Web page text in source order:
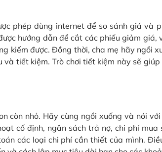
phép dùng internet để so sánh giá và
hướng dẫn để cắt các phiếu giảm giá,
kiếm được. Đồng thời, cha mẹ hãy ngồi
tiết kiệm. Trò chơi tiết kiệm này sẽ
còn nhỏ. Hãy cùng ngồi xuống và nói
cố định, ngân sách trả nợ, chi phí mua
các loại chi phí cần thiết của mình.